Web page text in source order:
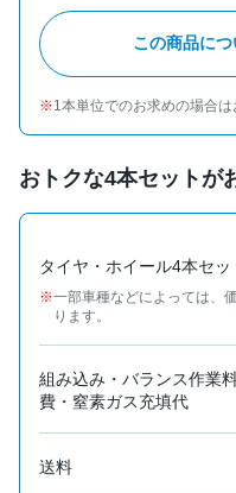
この商品に
1本単位でのお求めの場合は
おトクな4本セットが
タイヤ・ホイール4本セッ
一部車種などによっては、
ります。
組み込み・バランス作業
費・窒素ガス充填代
送料